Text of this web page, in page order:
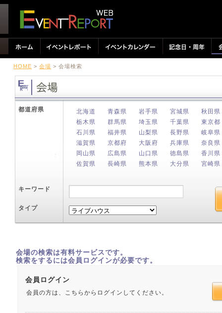
HOME > 会場 > 会場検索
都道府県 北海道 青森県 岩手県 宮城県
秋田県
栃木県
群馬県 埼玉県 千葉県
東京都
石川県
福井県 山梨県 長野県
岐阜県
滋賀県
京都府 大阪府 兵庫県
奈良県
岡山県
広島県 山口県 徳島県
香川県
佐賀県
長崎県 熊本県 大分県 宮崎県
キーワード
タイプ
会場の検索は有料サービスです。
検索をするには会員ログインが必要です。
会員ログイン
会員の方は、こちらからログインしてください。